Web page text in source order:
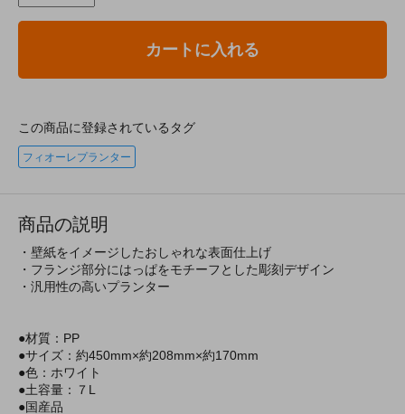
カートに入れる
この商品に登録されているタグ
フィオーレプランター
商品の説明
・壁紙をイメージしたおしゃれな表面仕上げ
・フランジ部分にはっぱをモチーフとした彫刻デザイン
・汎用性の高いプランター
●材質：PP
●サイズ：約450mm×約208mm×約170mm
●色：ホワイト
●土容量：７L
●国産品